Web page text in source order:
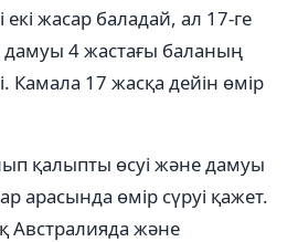
екі жасар баладай, ал 17-ге
дамуы 4 жастағы баланың
Камала 17 жасқа дейін өмір
қалыпты өсуі және дамуы
арасында өмір сүруі қажет.
Австралияда және